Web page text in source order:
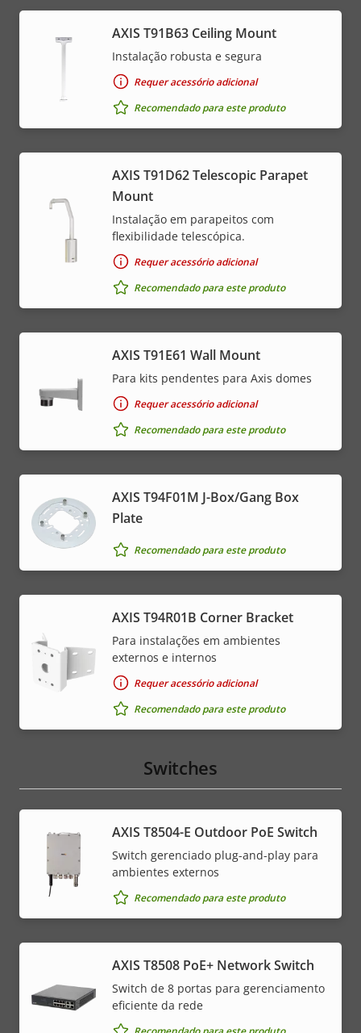
AXIS T91B63 Ceiling Mount
Instalação robusta e segura
Requer acessório adicional
Recomendado para este produto
AXIS T91D62 Telescopic Parapet
Mount
Instalação em parapeitos com
flexibilidade telescópica.
Requer acessório adicional
Recomendado para este produto
AXIS T91E61 Wall Mount
Para kits pendentes para Axis domes
Requer acessório adicional
Recomendado para este produto
AXIS T94F01M J-Box/Gang Box
Plate
Recomendado para este produto
AXIS T94R01B Corner Bracket
Para instalações em ambientes
externos e internos
Requer acessório adicional
Recomendado para este produto
Switches
AXIS T8504-E Outdoor PoE Switch
Switch gerenciado plug-and-play para
ambientes externos
Recomendado para este produto
AXIS T8508 PoE+ Network Switch
Switch de 8 portas para gerenciamento
eficiente da rede